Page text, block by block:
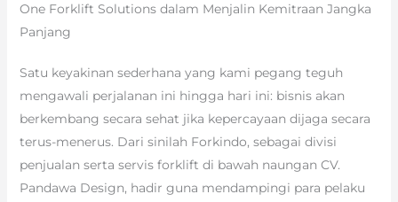
One Forklift Solutions dalam Menjalin Kemitraan Jangka
Panjang
Satu keyakinan sederhana yang kami pegang teguh
mengawali perjalanan ini hingga hari ini: bisnis akan
berkembang secara sehat jika kepercayaan dijaga secara
terus-menerus. Dari sinilah Forkindo, sebagai divisi
penjualan serta servis forklift di bawah naungan CV.
Pandawa Design, hadir guna mendampingi para pelaku